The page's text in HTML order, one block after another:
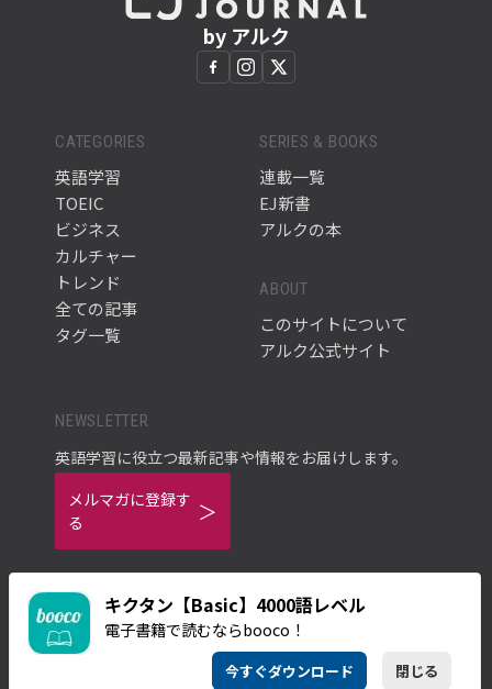
キクタン【Basic】4000語レベル
電子書籍で読むならbooco！
今すぐダウンロード 閉じる
by アルク
CATEGORIES
英語学習
TOEIC
ビジネス
カルチャー
トレンド
全ての記事
タグ一覧
SERIES & BOOKS
連載一覧
EJ新書
アルクの本
ABOUT
このサイトについて
アルク公式サイト
NEWSLETTER
英語学習に役立つ最新記事や情報をお届けします。
メルマガに登録す
る
ご利用規約
プライバシーポリシー